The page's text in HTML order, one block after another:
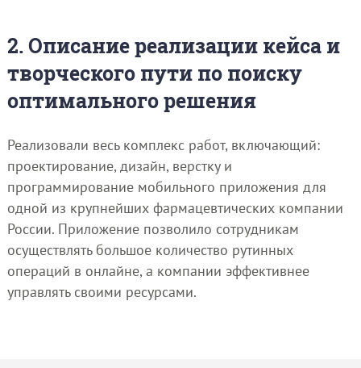
2. Описание реализации кейса и
творческого пути по поиску
оптимального решения
Реализовали весь комплекс работ, включающий:
проектирование, дизайн, верстку и
программирование мобильного приложения для
одной из крупнейших фармацевтических компании
России. Приложение позволило сотрудникам
осуществлять большое количество рутинных
операций в онлайне, а компании эффективнее
управлять своими ресурсами.